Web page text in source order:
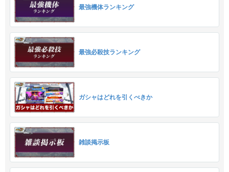
最強機体ランキング
最強必殺技ランキング
ガシャはどれを引くべきか
雑談掲示板